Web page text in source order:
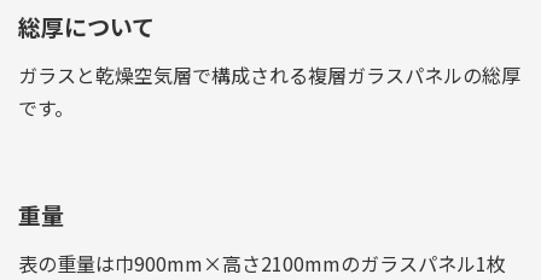
総厚について
ガラスと乾燥空気層で構成される複層ガラスパネルの総厚
です。
重量
表の重量は巾900mm×高さ2100mmのガラスパネル1枚